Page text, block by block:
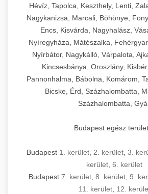
Hévíz, Tapolca, Keszthely, Lenti,
Nagykanizsa, Marcali, Böhönye,
Encs, Kisvárda, Nagyhalász,
Nyíregyháza, Mátészalka,
Nyírbátor, Nagykálló, Várpalota,
Kincsesbánya, Oroszlány,
Pannonhalma, Bábolna, Komárom,
Bicske, Érd, Százhalombatta,
Százhalombatta,
Budapest egész
Budapest 1. kerület, 2. kerület, 3.
kerület, 6. kerület
Budapest 7. kerület, 8. kerület, 9.
11. kerület, 12.